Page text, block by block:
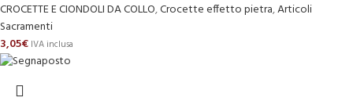
CROCETTE E CIONDOLI DA COLLO,Crocette effetto pietra,Articoli
Sacramenti
3,05€ IVA inclusa